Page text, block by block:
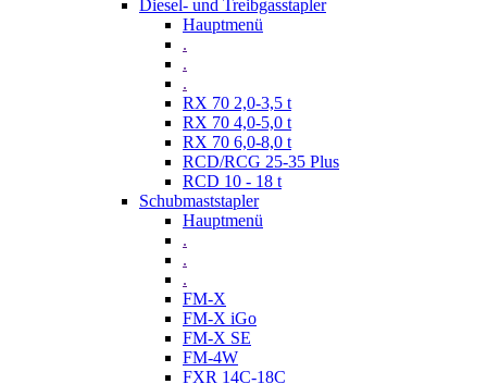
Diesel- und Treibgasstapler
Hauptmenü
.
.
.
RX 70 2,0-3,5 t
RX 70 4,0-5,0 t
RX 70 6,0-8,0 t
RCD/RCG 25-35 Plus
RCD 10 - 18 t
Schubmaststapler
Hauptmenü
.
.
.
FM-X
FM-X iGo
FM-X SE
FM-4W
FXR 14C-18C